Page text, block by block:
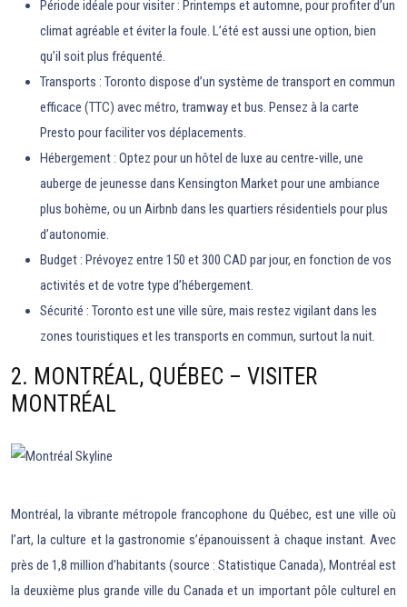
Période idéale pour visiter : Printemps et automne, pour profiter d’un
climat agréable et éviter la foule. L’été est aussi une option, bien
qu’il soit plus fréquenté.
Transports : Toronto dispose d’un système de transport en commun
efficace (TTC) avec métro, tramway et bus. Pensez à la carte
Presto pour faciliter vos déplacements.
Hébergement : Optez pour un hôtel de luxe au centre-ville, une
auberge de jeunesse dans Kensington Market pour une ambiance
plus bohème, ou un Airbnb dans les quartiers résidentiels pour plus
d’autonomie.
Budget : Prévoyez entre 150 et 300 CAD par jour, en fonction de vos
activités et de votre type d’hébergement.
Sécurité : Toronto est une ville sûre, mais restez vigilant dans les
zones touristiques et les transports en commun, surtout la nuit.
2. MONTRÉAL, QUÉBEC – VISITER
MONTRÉAL
Montréal, la vibrante métropole francophone du Québec, est une ville où
l’art, la culture et la gastronomie s’épanouissent à chaque instant. Avec
près de 1,8 million d’habitants (source : Statistique Canada), Montréal est
la deuxième plus grande ville du Canada et un important pôle culturel en